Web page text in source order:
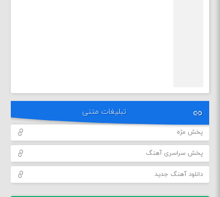
تبلیغات متنی
پخش مژه
پخش سراسری آهنگ
دانلود آهنگ جدید